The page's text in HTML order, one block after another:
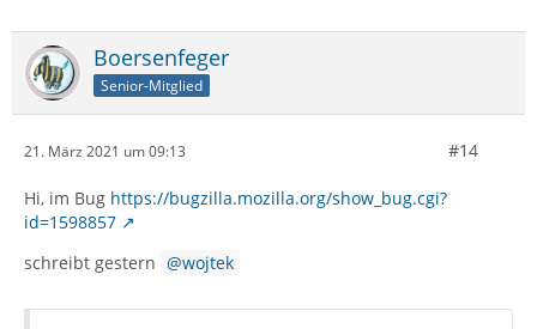
Boersenfeger
Senior-Mitglied
21. März 2021 um 09:13 #14
Hi, im Bug https://bugzilla.mozilla.org/show_bug.cgi?
id=1598857
schreibt gestern
wojtek